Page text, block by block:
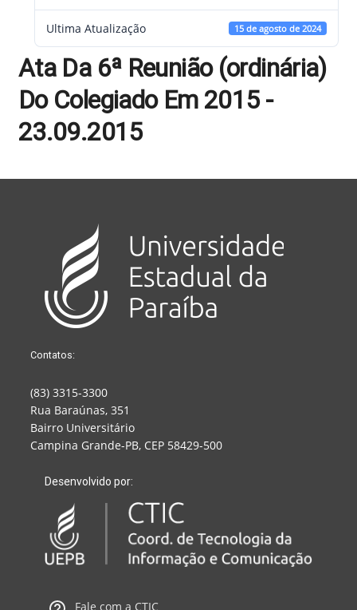
Ultima Atualização 15 de agosto de 2024
Ata Da 6ª Reunião (ordinária)
Do Colegiado Em 2015 -
23.09.2015
Contatos:
(83) 3315-3300
Rua Baraúnas, 351
Bairro Universitário
Campina Grande-PB, CEP 58429-500
Desenvolvido por:
Fale com a CTIC